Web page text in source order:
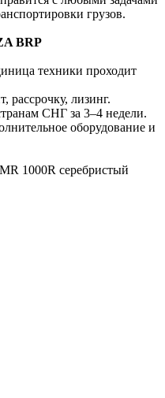
грузов.
BRP
техники проходит
рассрочку, лизинг.
СНГ за 3–4 недели.
оборудование и
1000R серебристый